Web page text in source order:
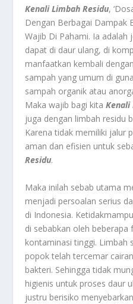
Kenali Limbah Residu,
Dengan Berbagai Dampak
Wajib Di Pahami. Ia adalah
dapat di daur ulang, di
manfaatkan kembali
sampah yang umum di
sampah organik atau
Maka wajib bagi kitaKenali
juga dengan limbah residu
Karena tidak memiliki jalur
aman dan efisien untuk
Residu.
Maka inilah sebab utama
menjadi persoalan serius
di Indonesia.
di sebabkan oleh
kontaminasi tinggi. Limbah
popok telah tercemar
bakteri. Sehingga tidak
higienis untuk proses daur
justru berisiko